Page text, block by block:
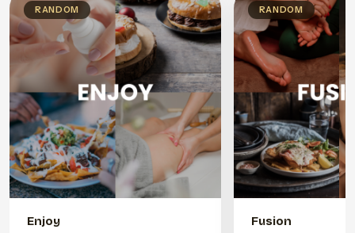
RANDOM
Enjoy
RANDOM
Fusion